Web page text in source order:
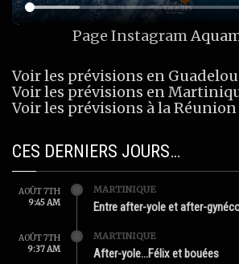
Page Instagram
Voir les prévisions en
Voir les prévisions en
Voir les prévisions à la Réunion
CES DERNIERS JOURS…
AOÛT 7TH
9:45 AM
MARTINIQUE
Entre after-yole et after-
AOÛT 7TH
9:37 AM
MARTINIQUE
After-yole…Félix et bouées